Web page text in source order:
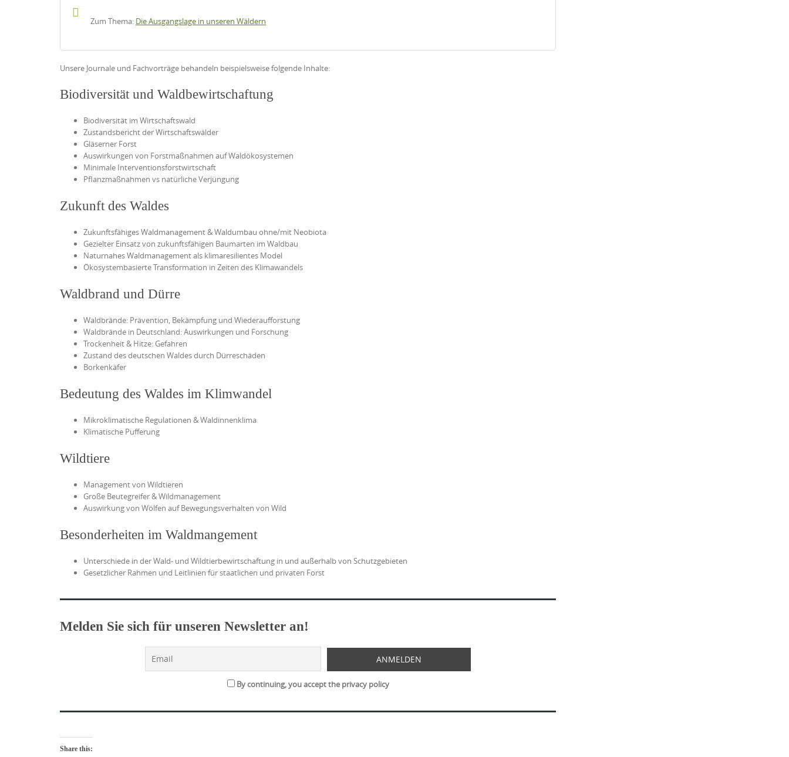
Zum Thema: Die Ausgangslage in unseren Wäldern
Unsere Journale und Fachvorträge behandeln beispielsweise folgende Inhalte:
Biodiversität und Waldbewirtschaftung
Biodiversität im Wirtschaftswald
Zustandsbericht der Wirtschaftswälder
Gläserner Forst
Auswirkungen von Forstmaßnahmen auf Waldökosystemen
Minimale Interventionsforstwirtschaft
Pflanzmaßnahmen vs natürliche Verjüngung
Zukunft des Waldes
Zukunftsfähiges Waldmanagement & Waldumbau ohne/mit Neobiota
Gezielter Einsatz von zukunftsfähigen Baumarten im Waldbau
Naturnahes Waldmanagement als klimaresilientes Model
Ökosystembasierte Transformation in Zeiten des Klimawandels
Waldbrand und Dürre
Waldbrände: Prävention, Bekämpfung und Wiederaufforstung
Waldbrände in Deutschland: Auswirkungen und Forschung
Trockenheit & Hitze: Gefahren
Zustand des deutschen Waldes durch Dürreschäden
Borkenkäfer
Bedeutung des Waldes im Klimwandel
Mikroklimatische Regulationen & Waldinnenklima
Klimatische Pufferung
Wildtiere
Management von Wildtieren
Große Beutegreifer & Wildmanagement
Auswirkung von Wölfen auf Bewegungsverhalten von Wild
Besonderheiten im Waldmangement
Unterschiede in der Wald- und Wildtierbewirtschaftung in und außerhalb von Schutzgebieten
Gesetzlicher Rahmen und Leitlinien für staatlichen und privaten Forst
Melden Sie sich für unseren Newsletter an!
By continuing, you accept the privacy policy
Share this: